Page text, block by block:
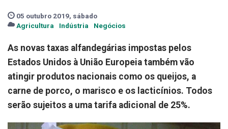
05 outubro 2019, sábado
Agricultura
Indústria Negócios
As novas taxas alfandegárias impostas pelos
Estados Unidos à União Europeia também vão
atingir produtos nacionais como os queijos, a
carne de porco, o marisco e os lacticínios. Todos
serão sujeitos a uma tarifa adicional de 25%.